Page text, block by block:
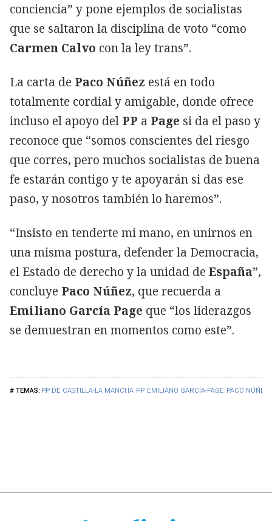
PP DE CASTILLA-LA MANCHA PP EMILIANO GARCÍA-PAGE PACO NÚÑEZ
conciencia” y pone ejemplos de socialistas
que se saltaron la disciplina de voto “como
Carmen Calvo con la ley trans”.
La carta de Paco Núñez está en todo
totalmente cordial y amigable, donde ofrece
incluso el apoyo del PP a Page si da el paso y
reconoce que “somos conscientes del riesgo
que corres, pero muchos socialistas de buena
fe estarán contigo y te apoyarán si das ese
paso, y nosotros también lo haremos”.
“Insisto en tenderte mi mano, en unirnos en
una misma postura, defender la Democracia,
el Estado de derecho y la unidad de España”,
concluye Paco Núñez, que recuerda a
Emiliano García Page que “los liderazgos
se demuestran en momentos como este”.